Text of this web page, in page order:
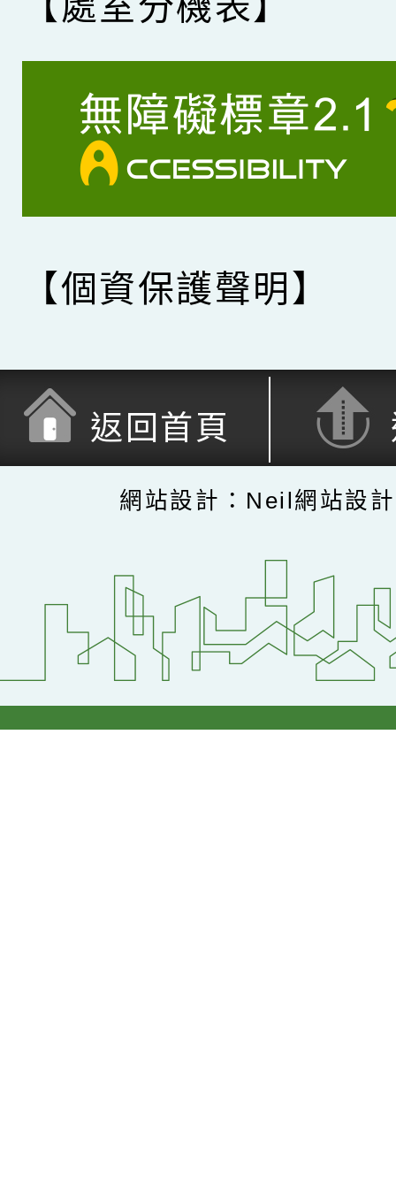
【個資保護聲明】
返回首頁
網站設計：Neil網站設